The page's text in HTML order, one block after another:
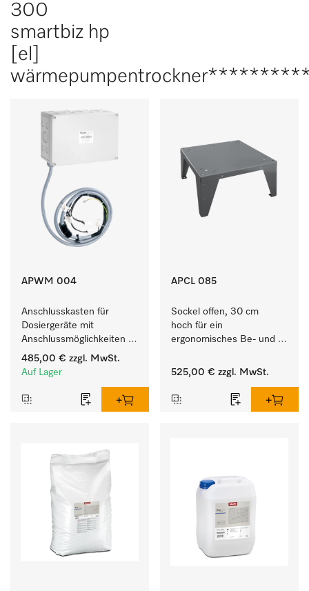
300
smartbiz hp
[el]
APWM 004
Anschlusskasten für
Dosiergeräte mit
Anschlussmöglichkeiten
für maximal 6
Dosierpumpen.
485,00 € zzgl. MwSt.
Auf Lager
APCL 085
Sockel offen, 30 cm
hoch für ein
ergonomisches Be- und
Waschmaschine und
525,00 € zzgl. MwSt.